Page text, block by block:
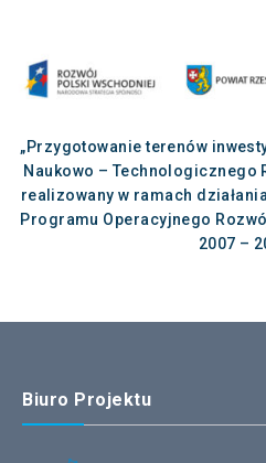
„Przygotowanie terenów
Naukowo – Technologicznego
realizowany w ramach
Programu Operacyjnego
2007 –
Biuro Projektu